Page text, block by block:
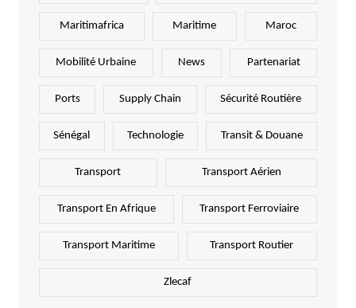
Maritimafrica Maritime Maroc
Mobilité Urbaine News Partenariat
Ports Supply Chain Sécurité Routière
Sénégal Technologie Transit & Douane
Transport Transport Aérien
Transport En Afrique Transport Ferroviaire
Transport Maritime Transport Routier
Zlecaf